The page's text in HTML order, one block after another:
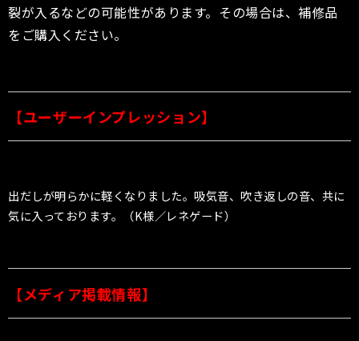
裂が入るなどの可能性があります。その場合は、補修品
をご購入ください。
【ユーザーインプレッション】
出だしが明らかに軽くなりました。吸気音、吹き返しの音、共に
気に入っております。（K様／レネゲード）
【メディア掲載情報】